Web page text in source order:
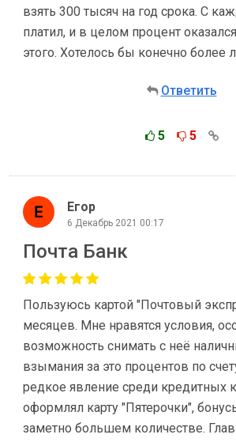
взять 300 тысяч на год срока. С
платил, и в целом процент
этого. Хотелось бы конечно более
Ответить
5 5
Егор
6 Декабрь 2021 00:17
Почта Банк
Пользуюсь картой "Почтовый
месяцев. Мне нравятся условия,
возможность снимать с неё
взымания за это процентов по
редкое явление среди кредитных
оформлял карту "Пятерочки",
заметно большем количестве.